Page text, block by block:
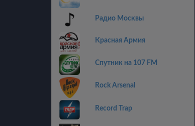
Радио Москвы
Красная Армия
Спутник на 107 FM
Rock Arsenal
Record Trap